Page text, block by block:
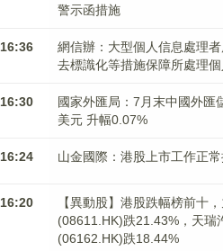
警示函措施
16:36
網信辦：大型個人信息處理者
去標識化等措施保障所處理
16:30
國家外匯局：7月末中國外匯
美元 升幅0.07%
16:24 山金國際：港股上市工作正常
16:20
【異動股】港股跌幅榜前十
(08611.HK)跌21.43%，天瑞
(06162.HK)跌18.44%